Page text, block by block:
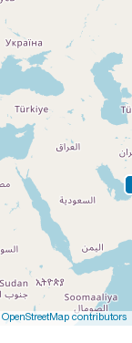
OpenStreetMap contributors